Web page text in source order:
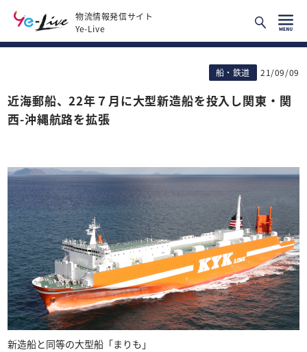
物流情報発信サイト
Ye-Live
船・鉄道 21/09/09
近海郵船、22年７月に大型新造船を投入し関東・関
西-沖縄航路を拡張
新造船と同等の大型船「まりも」